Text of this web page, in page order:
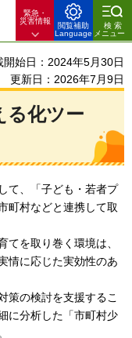
緊急・
災害情報
閲覧補助
Language
検索
メニュー
開始日：2024年5月30日
更新日：2026年7月9日
る化ツー
て、「子ども・若者プ
町村などと連携して取
てを取り巻く環境は、
情に応じた実効性のあ
策の検討を支援するこ
に分析した「市町村少